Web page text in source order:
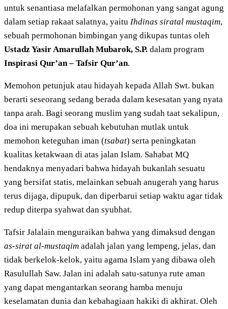
untuk senantiasa melafalkan permohonan yang sangat agung
dalam setiap rakaat salatnya, yaitu Ihdinas siratal mustaqim,
sebuah permohonan bimbingan yang dikupas tuntas oleh
Ustadz Yasir Amarullah Mubarok, S.P. dalam program
Inspirasi Qur’an – Tafsir Qur’an.
Memohon petunjuk atau hidayah kepada Allah Swt. bukan
berarti seseorang sedang berada dalam kesesatan yang nyata
tanpa arah. Bagi seorang muslim yang sudah taat sekalipun,
doa ini merupakan sebuah kebutuhan mutlak untuk
memohon keteguhan iman (tsabat) serta peningkatan
kualitas ketakwaan di atas jalan Islam. Sahabat MQ
hendaknya menyadari bahwa hidayah bukanlah sesuatu
yang bersifat statis, melainkan sebuah anugerah yang harus
terus dijaga, dipupuk, dan diperbarui setiap waktu agar tidak
redup diterpa syahwat dan syubhat.
Tafsir Jalalain menguraikan bahwa yang dimaksud dengan
as-sirat al-mustaqim adalah jalan yang lempeng, jelas, dan
tidak berkelok-kelok, yaitu agama Islam yang dibawa oleh
Rasulullah Saw. Jalan ini adalah satu-satunya rute aman
yang dapat mengantarkan seorang hamba menuju
keselamatan dunia dan kebahagiaan hakiki di akhirat. Oleh